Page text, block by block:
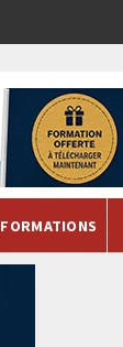
FORMATIONS